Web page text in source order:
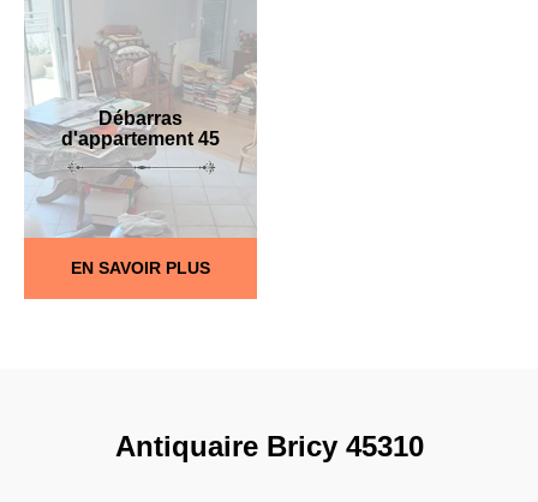
Débarras
d'appartement 45
EN SAVOIR PLUS
Antiquaire Bricy 45310